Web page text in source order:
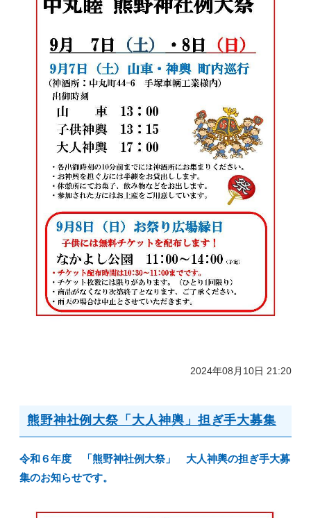
2024年08月10日 21:20
熊野神社例大祭「大人神輿」担ぎ手大募集
令和６年度 「熊野神社例大祭」 大人神輿の担ぎ手大募
集のお知らせです。